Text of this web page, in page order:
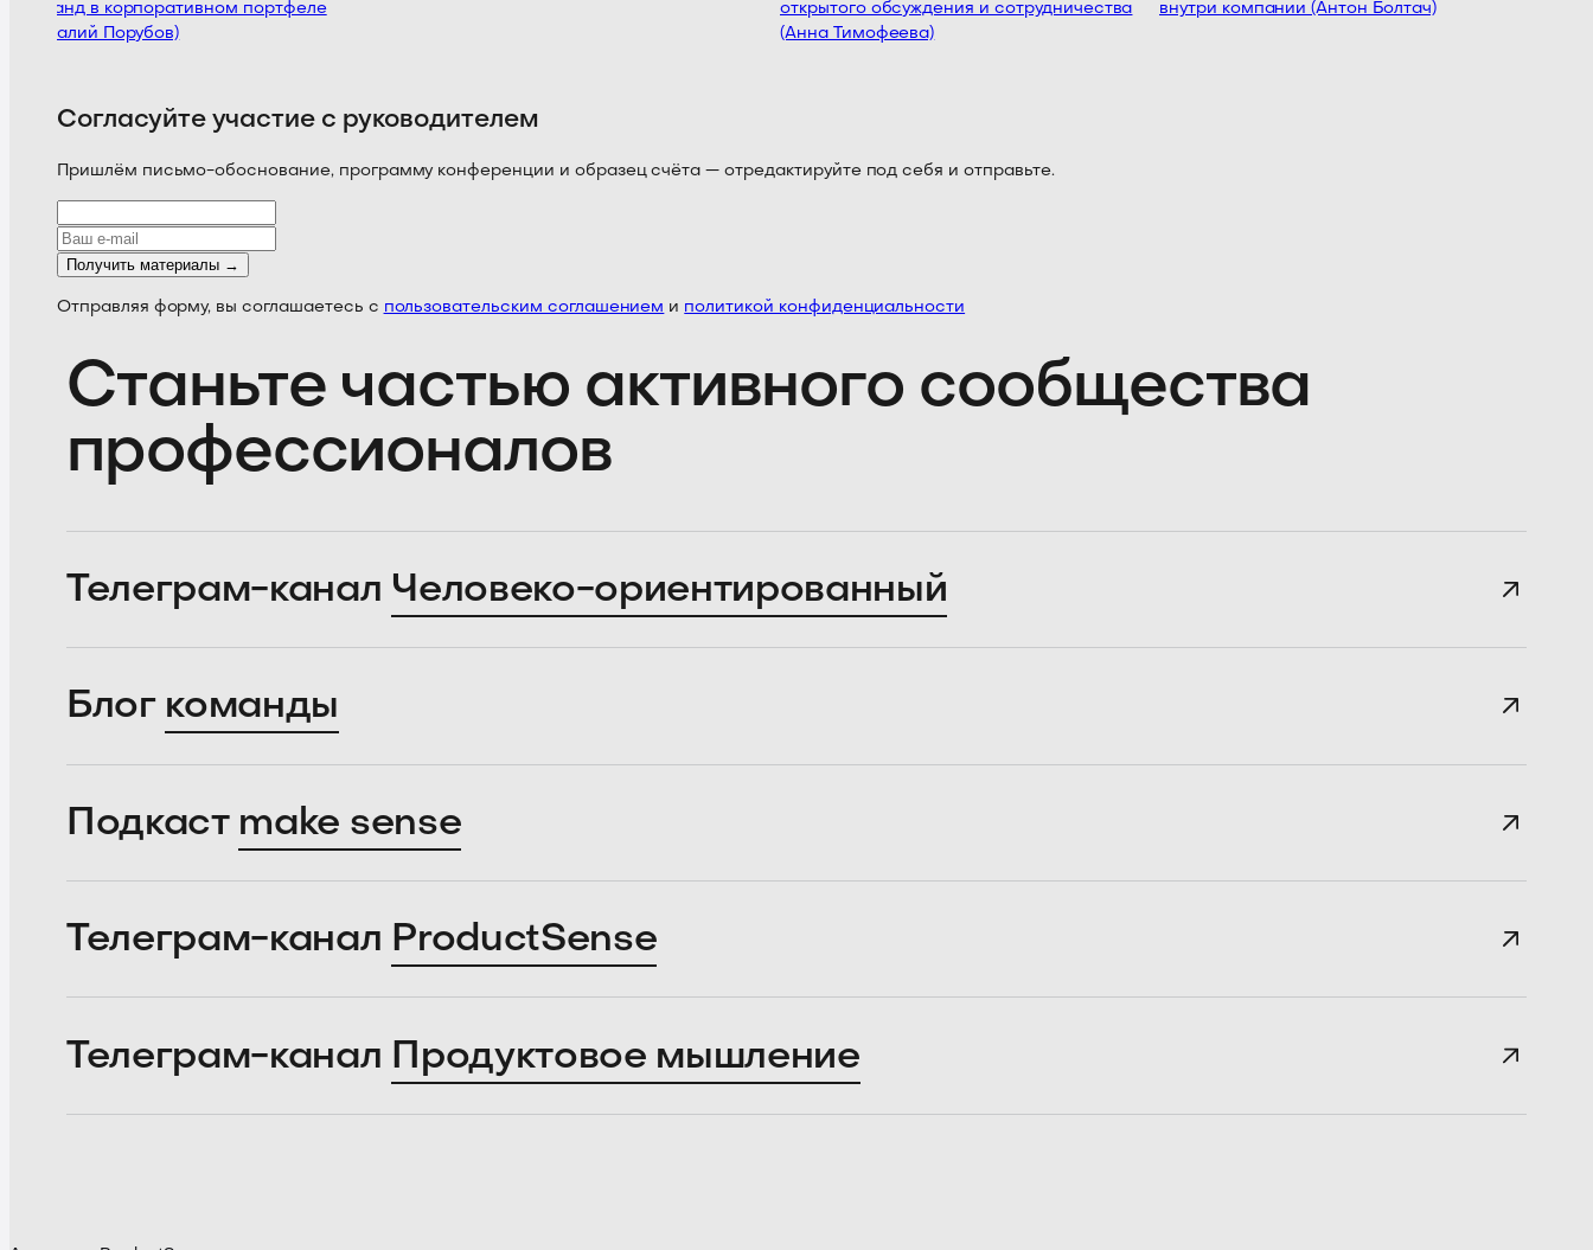
команд в корпоративном портфеле
(Виталий Порубов)
открытого обсуждения и сотрудничества
(Анна Тимофеева)
внутри компании (Антон Болтач)
Согласуйте участие с руководителем
Пришлём письмо-обоснование, программу конференции и образец счёта — отредактируйте под себя и отправьте.
Получить материалы →
Отправляя форму, вы соглашаетесь с пользовательским соглашением и политикой конфиденциальности
Станьте частью активного сообщества
профессионалов
Телеграм-канал Человеко-ориентированный
Блог команды
Подкаст make sense
Телеграм-канал ProductSense
Телеграм-канал Продуктовое мышление